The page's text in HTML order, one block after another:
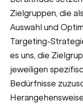
Zielgruppen, die
Auswahl und
Targeting-
es uns, die
jeweiligen
Bedürfnisse